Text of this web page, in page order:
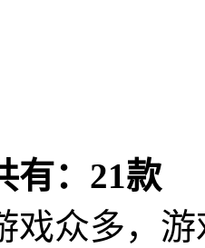
有： 21款
戏众多，